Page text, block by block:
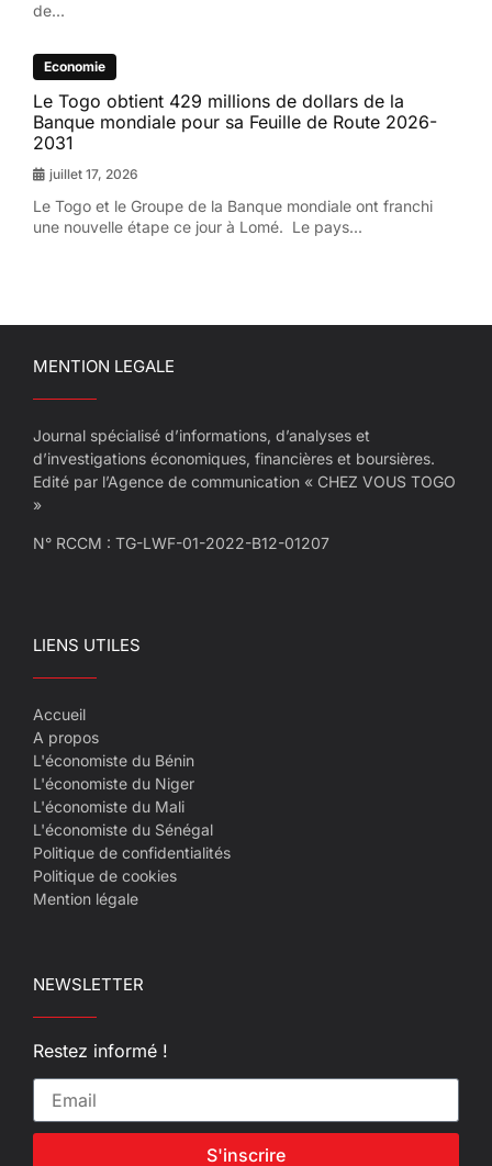
de...
Economie
Le Togo obtient 429 millions de dollars de la
Banque mondiale pour sa Feuille de Route 2026-
2031
juillet 17, 2026
Le Togo et le Groupe de la Banque mondiale ont franchi
une nouvelle étape ce jour à Lomé. Le pays...
MENTION LEGALE
Journal spécialisé d’informations, d’analyses et
d’investigations économiques, financières et boursières.
Edité par l’Agence de communication « CHEZ VOUS TOGO
»
N° RCCM : TG-LWF-01-2022-B12-01207
LIENS UTILES
Accueil
A propos
L'économiste du Bénin
L'économiste du Niger
L'économiste du Mali
L'économiste du Sénégal
Politique de confidentialités
Politique de cookies
Mention légale
NEWSLETTER
Restez informé !
S'inscrire